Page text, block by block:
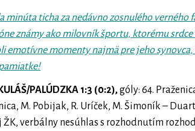
minúta ticha za nedávno zosnulého verného
známy ako milovník športu, ktorému
emotívne momenty najmä pre jeho synovca,
PALÚDZKA 1:3 (0:2),góly: 64.
M. Pobijak, R. Uríček, M. Šimoník –
ŽK, verbálny nesúhlas s rozhodnutím